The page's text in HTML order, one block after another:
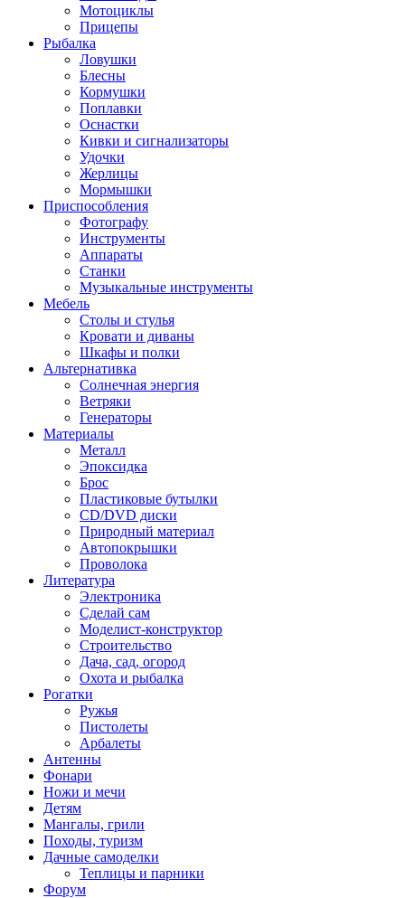
Мотоциклы
Прицепы
Рыбалка
Ловушки
Блесны
Кормушки
Поплавки
Оснастки
Кивки и сигнализаторы
Удочки
Жерлицы
Мормышки
Приспособления
Фотографу
Инструменты
Аппараты
Станки
Музыкальные инструменты
Мебель
Столы и стулья
Кровати и диваны
Шкафы и полки
Альтернативка
Солнечная энергия
Ветряки
Генераторы
Материалы
Металл
Эпоксидка
Брос
Пластиковые бутылки
CD/DVD диски
Природный материал
Автопокрышки
Проволока
Литература
Электроника
Сделай сам
Моделист-конструктор
Строительство
Дача, сад, огород
Охота и рыбалка
Рогатки
Ружья
Пистолеты
Арбалеты
Антенны
Фонари
Ножи и мечи
Детям
Мангалы, грили
Походы, туризм
Дачные самоделки
Теплицы и парники
Форум